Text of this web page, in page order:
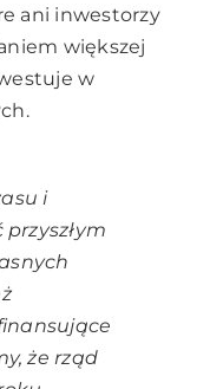
ani inwestorzy
większej
w
i
że rząd